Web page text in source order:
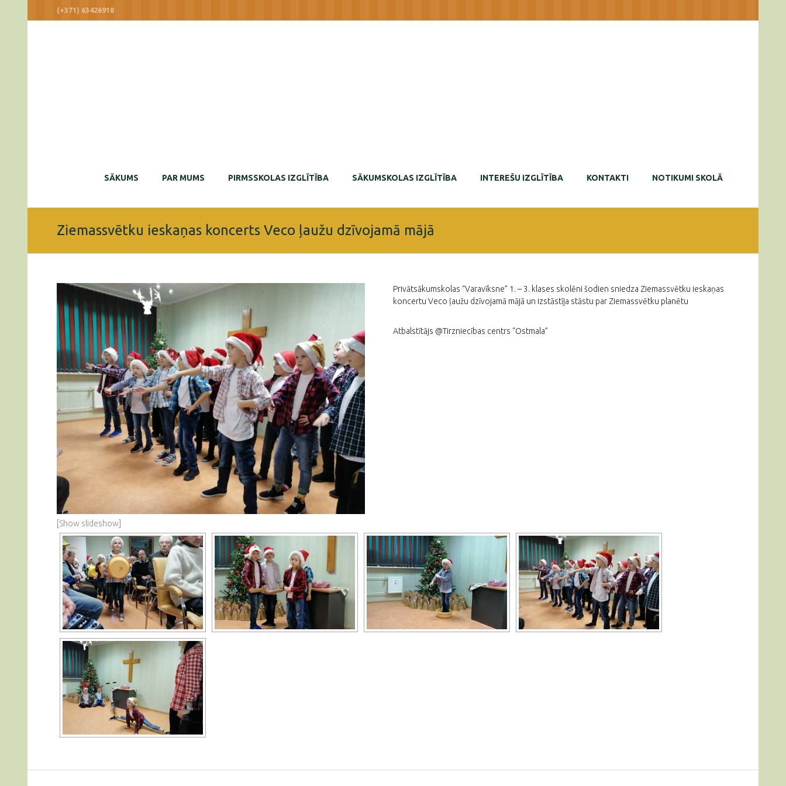
(+371) 63426918
SĀKUMS PAR MUMS PIRMSSKOLAS IZGLĪTĪBA SĀKUMSKOLAS IZGLĪTĪBA INTEREŠU IZGLĪTĪBA KONTAKTI NOTIKUMI SKOLĀ
Ziemassvētku ieskaņas koncerts Veco ļaužu dzīvojamā mājā
Privātsākumskolas “Varavīksne” 1. – 3. klases skolēni šodien sniedza Ziemassvētku ieskaņas
koncertu Veco ļaužu dzīvojamā mājā un izstāstīja stāstu par Ziemassvētku planētu
Atbalstītājs @Tirzniecības centrs “Ostmala”
[Show slideshow]